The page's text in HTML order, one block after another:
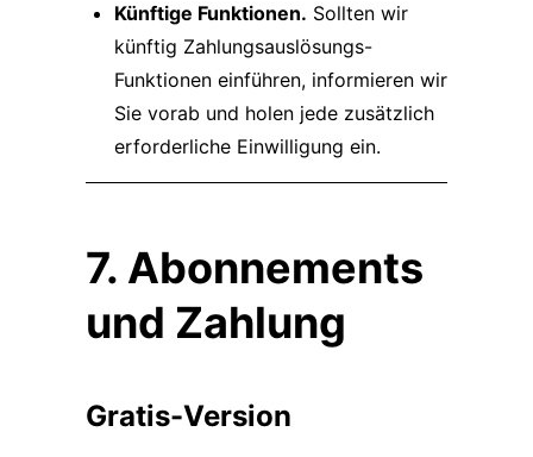
Künftige Funktionen. Sollten wir
künftig Zahlungsauslösungs-
Funktionen einführen, informieren wir
Sie vorab und holen jede zusätzlich
erforderliche Einwilligung ein.
7. Abonnements
und Zahlung
Gratis-Version